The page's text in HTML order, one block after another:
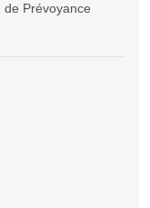
de Prévoyance